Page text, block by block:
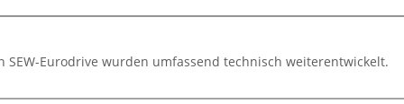
SEW-Eurodrive wurden umfassend technisch weiterentwickelt.